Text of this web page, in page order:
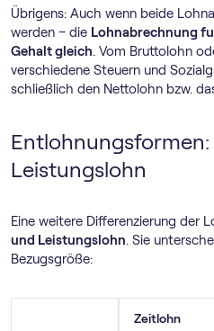
Übrigens: Auch wenn beide
werden – die Lohnabrechnung
Gehalt gleich. Vom Bruttolohn
verschiedene Steuern und
schließlich den Nettolohn bzw.
Entlohnungsformen:
Leistungslohn
Eine weitere Differenzierung der
und Leistungslohn. Sie
Bezugsgröße:
Zeitlohn